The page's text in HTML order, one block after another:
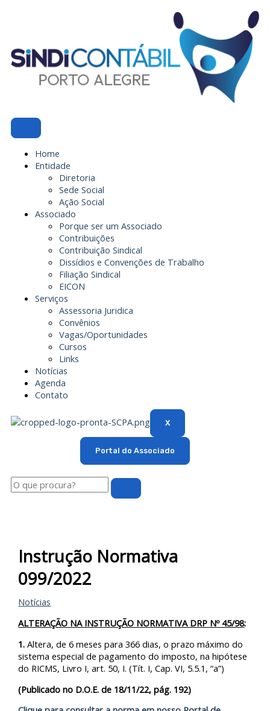
Home
Entidade
Diretoria
Sede Social
Ação Social
Associado
Porque ser um Associado
Contribuições
Contribuição Sindical
Dissídios e Convenções de Trabalho
Filiação Sindical
EICON
Serviços
Assessoria Juridica
Convênios
Vagas/Oportunidades
Cursos
Links
Notícias
Agenda
Contato
X
Portal do Associado
Pesquisar
Instrução Normativa
099/2022
Notícias
ALTERAÇÃO NA INSTRUÇÃO NORMATIVA DRP Nº 45/98:
1. Altera, de 6 meses para 366 dias, o prazo máximo do
sistema especial de pagamento do imposto, na hipótese
do RICMS, Livro I, art. 50, I. (Tít. I, Cap. VI, 5.5.1, “a”)
(Publicado no D.O.E. de 18/11/22, pág. 192)